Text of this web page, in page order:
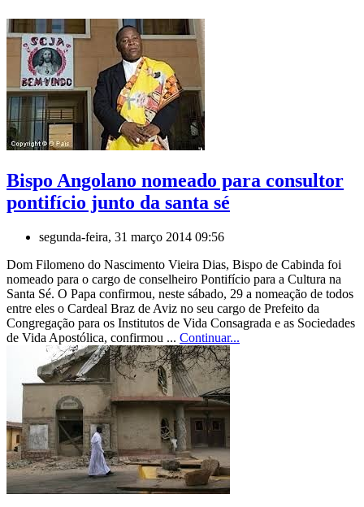
Bispo Angolano nomeado para consultor
pontifício junto da santa sé
segunda-feira, 31 março 2014 09:56
Dom Filomeno do Nascimento Vieira Dias, Bispo de Cabinda foi
nomeado para o cargo de conselheiro Pontifício para a Cultura na
Santa Sé. O Papa confirmou, neste sábado, 29 a nomeação de todos
entre eles o Cardeal Braz de Aviz no seu cargo de Prefeito da
Congregação para os Institutos de Vida Consagrada e as Sociedades
de Vida Apostólica, confirmou ... Continuar...